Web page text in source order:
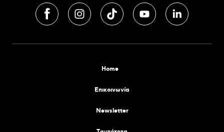
Home
Επικοινωνία
Newsletter